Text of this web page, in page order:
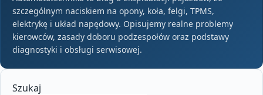
szczególnym naciskiem na opony, koła, felgi, TPMS,
elektrykę i układ napędowy. Opisujemy realne problemy
kierowców, zasady doboru podzespołów oraz podstawy
diagnostyki i obsługi serwisowej.
Szukaj